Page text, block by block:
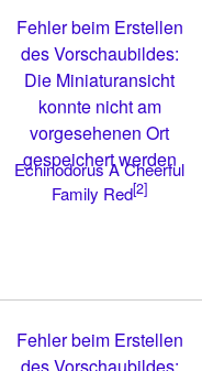
Fehler beim Erstellen
des Vorschaubildes:
Die Miniaturansicht
konnte nicht am
vorgesehenen Ort
gespeichert werden
Echinodorus A Cheerful
Family Red[2]
Fehler beim Erstellen
des Vorschaubildes: